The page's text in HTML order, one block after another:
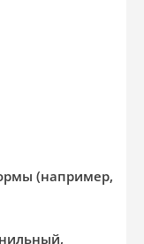
(например,